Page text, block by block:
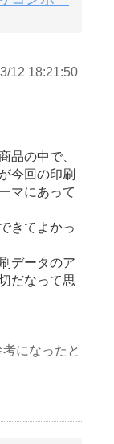
12 18:21:50
品の中で、
今回の印刷
マにあって
きてよかっ
データのア
だなって思
考になったと